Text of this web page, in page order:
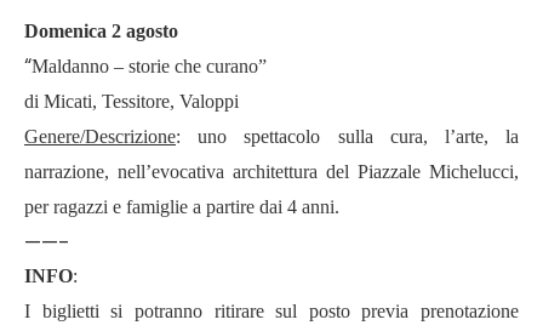
Domenica 2 agosto
“Maldanno – storie che curano”
di Micati, Tessitore, Valoppi
Genere/Descrizione: uno spettacolo sulla cura, l’arte, la
narrazione, nell’evocativa architettura del Piazzale Michelucci,
per ragazzi e famiglie a partire dai 4 anni.
——-
INFO:
I biglietti si potranno ritirare sul posto previa prenotazione